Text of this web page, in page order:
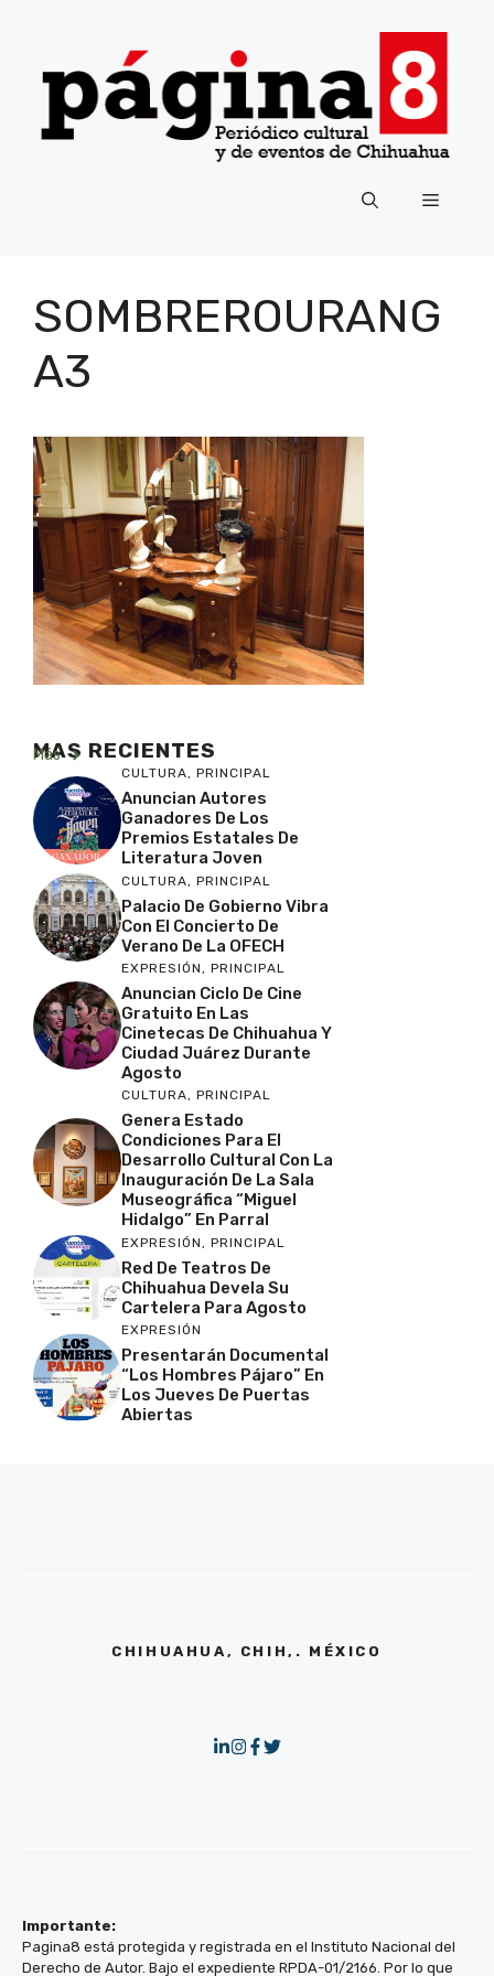
contenido
Menú
SOMBREROURANG
A3
MAS RECIENTES
Más
CULTURA, PRINCIPAL
Anuncian Autores
Ganadores De Los
Premios Estatales De
Literatura Joven
CULTURA, PRINCIPAL
Palacio De Gobierno Vibra
Con El Concierto De
Verano De La OFECH
EXPRESIÓN, PRINCIPAL
Anuncian Ciclo De Cine
Gratuito En Las
Cinetecas De Chihuahua Y
Ciudad Juárez Durante
Agosto
CULTURA, PRINCIPAL
Genera Estado
Condiciones Para El
Desarrollo Cultural Con La
Inauguración De La Sala
Museográfica “Miguel
Hidalgo” En Parral
EXPRESIÓN , PRINCIPAL
Red De Teatros De
Chihuahua Devela Su
Cartelera Para Agosto
EXPRESIÓN
Presentarán Documental
“Los Hombres Pájaro” En
Los Jueves De Puertas
Abiertas
CHIHUAHUA, CHIH,. MÉXICO
Importante:
Pagina8 está protegida y registrada en el Instituto Nacional del
Derecho de Autor. Bajo el expediente RPDA-01/2166. Por lo que